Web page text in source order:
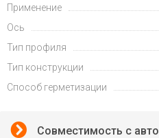
Применение
Ось
Тип профиля
Тип конструкции
Способ герметизации
Совместимость с авто